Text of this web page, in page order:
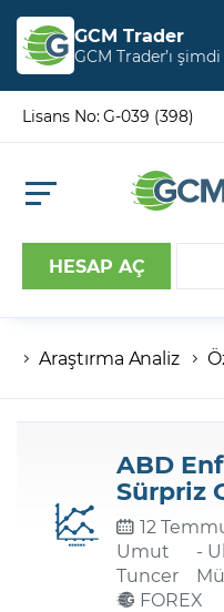
GCM Trader
GCM Trader’ı
Lisans No: G-039 (398)
HESAP AÇ
Hesap numaranız
Şifreniz
Şifremi Unuttum
Araştırma Analiz
ABD
Sürpriz
12
Umut
Tuncer
-
FOREX